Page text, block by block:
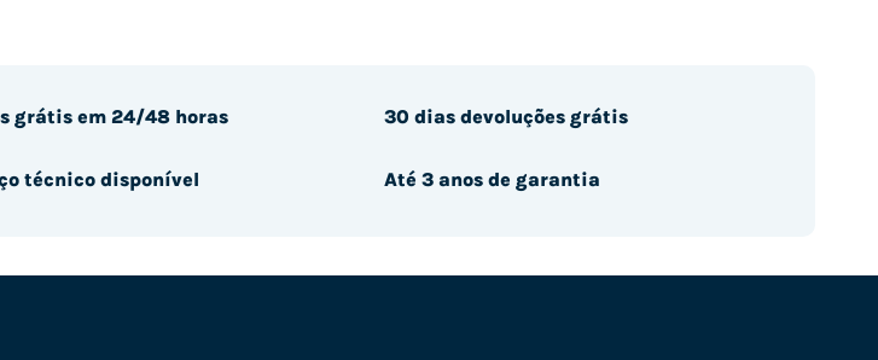
grátis em 24/48 horas
técnico disponível
30 dias devoluções grátis
Até 3 anos de garantia